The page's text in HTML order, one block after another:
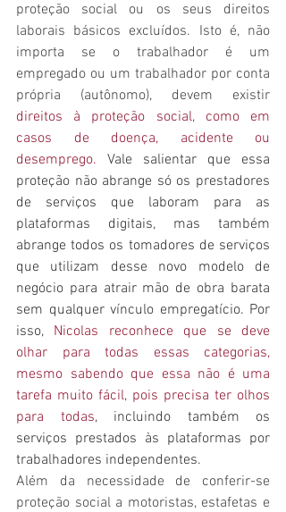
proteção social ou os seus direitos
laborais básicos excluídos. Isto é, não
importa se o trabalhador é um
empregado ou um trabalhador por conta
direitos à proteção social, como em
casos de doença, acidente ou
desemprego. Vale salientar que essa
proteção não abrange só os prestadores
de serviços que laboram para as
plataformas digitais, mas também
abrange todos os tomadores de serviços
que utilizam desse novo modelo de
negócio para atrair mão de obra barata
sem qualquer vínculo empregatício. Por
isso, Nicolas reconhece que se deve
olhar para todas essas categorias,
mesmo sabendo que essa não é uma
tarefa muito fácil, pois precisa ter olhos
para todas, incluindo também os
serviços prestados às plataformas por
trabalhadores independentes.
Além da necessidade de conferir-se
proteção social a motoristas, estafetas e